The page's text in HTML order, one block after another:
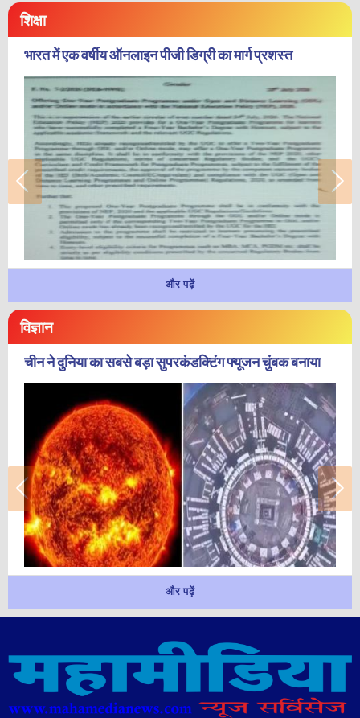
शिक्षा
भारत में एक वर्षीय ऑनलाइन पीजी डिग्री का मार्ग प्रशस्त
और पढ़ें
विज्ञान
चीन ने दुनिया का सबसे बड़ा सुपरकंडक्टिंग फ्यूजन चुंबक बनाया
और पढ़ें